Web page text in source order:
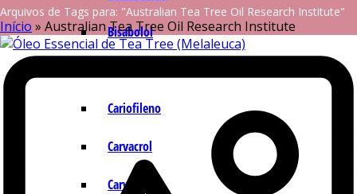
Bisabolol
Cariofileno
Carvacrol
Carvona
Arquivos de Tags para: "Australian Tea Tree Oil Research Institute"
Início » Australian Tea Tree Oil Research Institute